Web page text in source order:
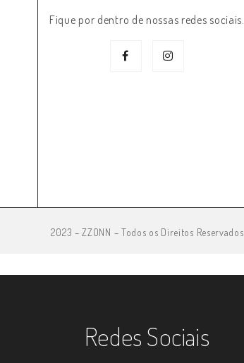
Fique por dentro de nossas redes sociais.
2023 – ZZONN – Todos os Direitos Reservados
Redes Sociais